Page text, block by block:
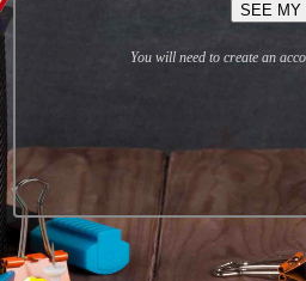
SEE MY
You will need to create an